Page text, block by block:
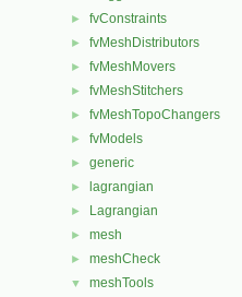
► fvConstraints
► fvMeshDistributors
► fvMeshMovers
► fvMeshStitchers
► fvMeshTopoChangers
► fvModels
► generic
► lagrangian
► Lagrangian
► mesh
► meshCheck
▼ meshTools